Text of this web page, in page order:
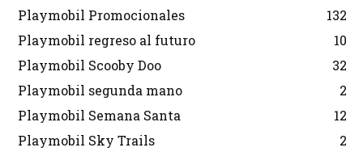
Playmobil Promocionales
132
Playmobil regreso al futuro
10
Playmobil Scooby Doo
32
Playmobil segunda mano
2
Playmobil Semana Santa
12
Playmobil Sky Trails
2